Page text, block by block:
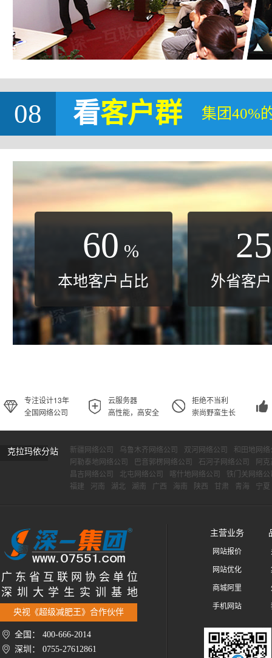
08 看客户群 集团40%
60 %
本地客户占比
25
外省客
专注设计13年
全国网络公司
云服务器
高性能，高安全
拒绝不当利
崇尚野蛮生长
克拉玛依分站 新疆网络公司 乌鲁木齐网络公司 双河网络公司
和田地网络
阿勒泰地网络公司
巴音郭楞网络公司 石河子网络公司
阿
昌吉网络公司
北屯网络公司 喀什地网络公司
铁门关网络公
福建
河南 湖北 湖南 广西 海南 陕西 甘肃 青海 宁夏
广 东 省 互 联 网 协 会 单 位
深 圳 大 学 生 实 训 基 地
央视《超级减肥王》合作伙伴
全国： 400-666-2014
深圳： 0755-27612861
主营业务
网站报价
网站优化
商城阿里
手机网站